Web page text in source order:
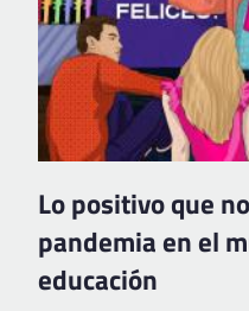
Lo positivo que
pandemia en el
educación